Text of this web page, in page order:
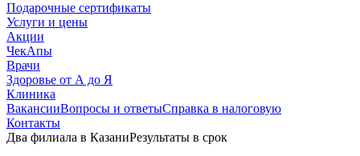
Подарочные сертификаты
Услуги и цены
Акции
ЧекАпы
Врачи
Здоровье от А до Я
Клиника
ВакансииВопросы и ответыСправка в налоговую
Контакты
Два филиала в КазаниРезультаты в срок